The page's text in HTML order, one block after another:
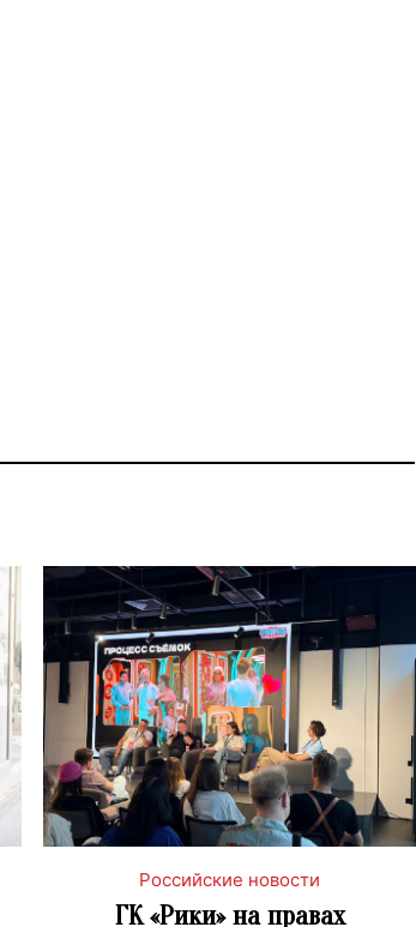
Российские новости
ГК «Рики» на правах